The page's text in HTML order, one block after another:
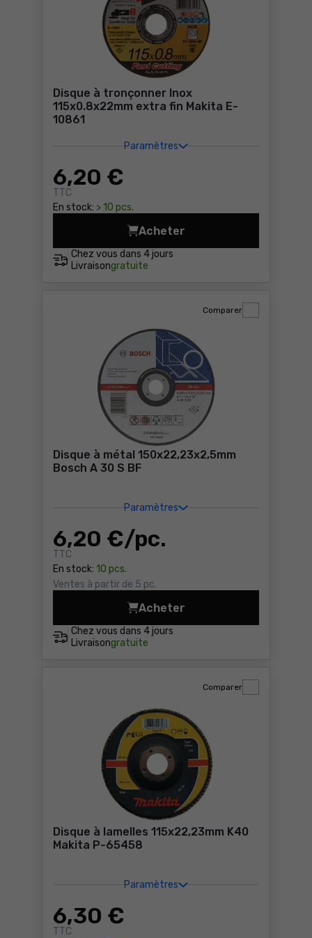
Disque à tronçonner Inox
115x0.8x22mm extra fin Makita E-
10861
Paramètres
6,20 €
TTC
En stock: > 10 pcs.
Chez vous dans 4 jours
Livraisongratuite
Acheter
Disque à tronçonner Inox
Disque à métal 150x22,23x2,5mm
Bosch A 30 S BF
Paramètres
6,20 €/ pc.
TTC
En stock: 10 pcs.
Ventes à partir de 5 pc.
Comparer
Chez vous dans 4 jours
Livraisongratuite
Acheter
Disque à métal
Disque à lamelles 115x22,23mm K40
Makita P-65458
Paramètres
6,30 €
TTC
Comparer